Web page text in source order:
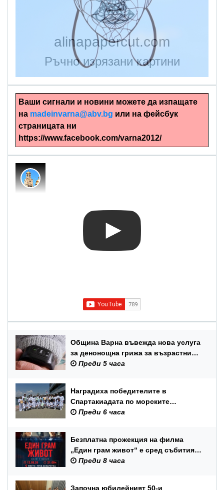
alinapapercut.com
Ръчно изрязани картини
Ваши сигнали и новини можете да изпащате
на madeinvarna@abv.bg или на фейсбук
страницата ни
https://www.facebook.com/varna2012/
Община Варна въвежда нова услуга
за денонощна грижа за възрастни
хора и лица с трайни увреждания
Преди 5 часа
Наградиха победителите в
Спартакиадата по морските
спортове на Военноморските сили
Преди 6 часа
Безплатна прожекция на филма
„Един грам живот“ е сред събитията
за Международния ден на младежта
Преди 8 часа
Започна юбилейният 50-и